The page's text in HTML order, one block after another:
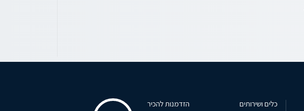
כלים ושירותים הזדמנות להכיר